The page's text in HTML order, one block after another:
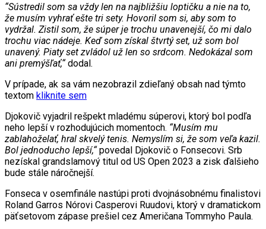
“Sústredil som sa vždy len na najbližšiu loptičku a nie na to,
že musím vyhrať ešte tri sety. Hovoril som si, aby som to
vydržal. Zistil som, že súper je trochu unavenejší, čo mi dalo
trochu viac nádeje. Keď som získal štvrtý set, už som bol
unavený. Piaty set zvládol už len so srdcom. Nedokázal som
ani premýšľať,“dodal.
V prípade, ak sa vám nezobrazil zdieľaný obsah nad týmto
textom kliknite sem
Djokovič vyjadril rešpekt mladému súperovi, ktorý bol podľa
neho lepší v rozhodujúcich momentoch. “Musím mu
zablahoželať, hral skvelý tenis. Nemyslím si, že som veľa kazil.
Bol jednoducho lepší,“povedal Djokovič o Fonsecovi. Srb
nezískal grandslamový titul od US Open 2023 a zisk ďalšieho
bude stále náročnejší.
Fonseca v osemfinále nastúpi proti dvojnásobnému finalistovi
Roland Garros Nórovi Casperovi Ruudovi, ktorý v dramatickom
päťsetovom zápase prešiel cez Američana Tommyho Paula.